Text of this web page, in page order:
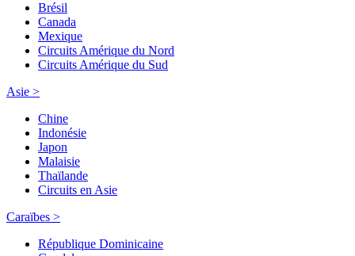
Brésil
Canada
Mexique
Circuits Amérique du Nord
Circuits Amérique du Sud
Asie >
Chine
Indonésie
Japon
Malaisie
Thaïlande
Circuits en Asie
Caraïbes >
République Dominicaine